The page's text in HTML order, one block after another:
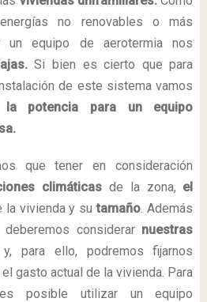
no renovables o más
un equipo de aerotermia nos
Si bien es cierto que para
de este sistema vamos
potencia para un equipo
que tener en consideración
climáticas de la zona, el
la vivienda y sutamaño . Además
considerar nuestras
y, para ello, podremos fijarnos
gasto actual de la vivienda. Para
posible utilizar un equipo